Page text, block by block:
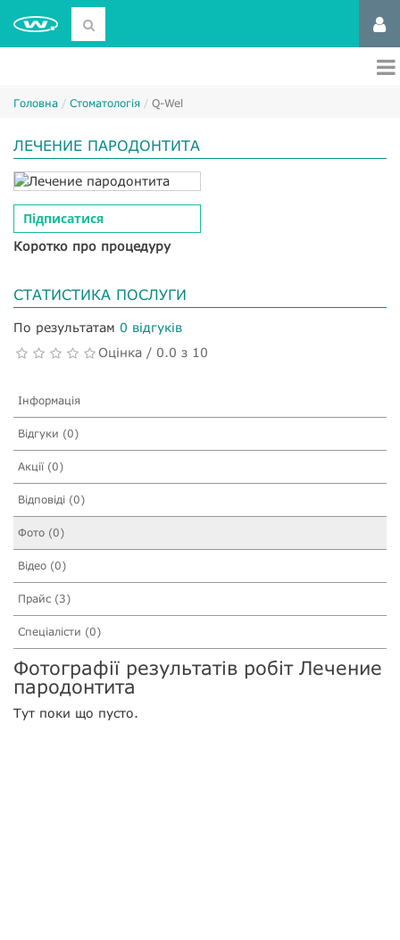
Головна Стоматологія Q-Wel
ЛЕЧЕНИЕ ПАРОДОНТИТА
Підписатися
Коротко про процедуру
СТАТИСТИКА ПОСЛУГИ
По результатам 0 відгуків
Оцінка / 0.0 з 10
Інформація
Відгуки (0)
Акції (0)
Відповіді (0)
Фото (0)
Відео (0)
Прайс (3)
Спеціалісти (0)
Фотографії результатів робіт Лечение
пародонтита
Тут поки що пусто.